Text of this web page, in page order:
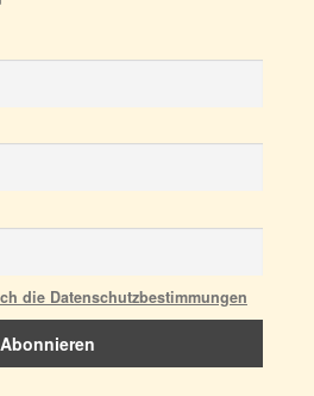
die Datenschutzbestimmungen